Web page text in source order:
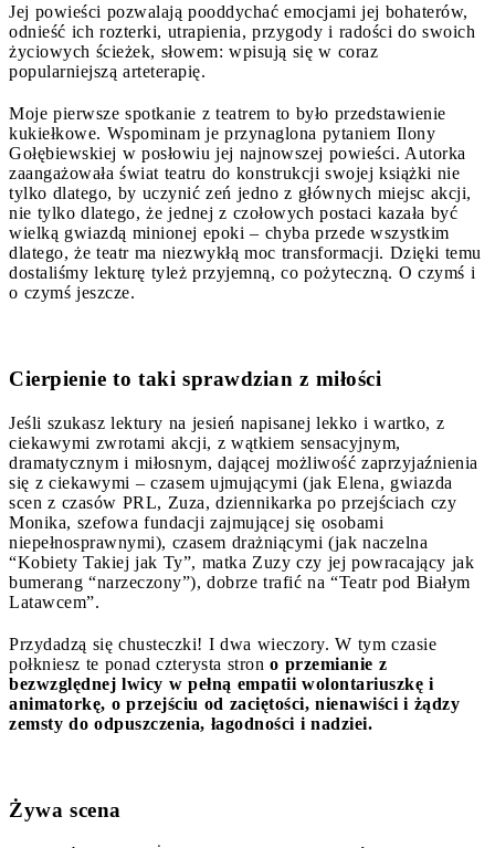
Jej powieści pozwalają pooddychać emocjami jej bohaterów,
odnieść ich rozterki, utrapienia, przygody i radości do swoich
życiowych ścieżek, słowem: wpisują się w coraz
popularniejszą arteterapię.
Moje pierwsze spotkanie z teatrem to było przedstawienie
kukiełkowe. Wspominam je przynaglona pytaniem Ilony
Gołębiewskiej w posłowiu jej najnowszej powieści. Autorka
zaangażowała świat teatru do konstrukcji swojej książki nie
tylko dlatego, by uczynić zeń jedno z głównych miejsc akcji,
nie tylko dlatego, że jednej z czołowych postaci kazała być
wielką gwiazdą minionej epoki – chyba przede wszystkim
dlatego, że teatr ma niezwykłą moc transformacji. Dzięki temu
dostaliśmy lekturę tyleż przyjemną, co pożyteczną. O czymś i
o czymś jeszcze.
Cierpienie to taki sprawdzian z miłości
Jeśli szukasz lektury na jesień napisanej lekko i wartko, z
ciekawymi zwrotami akcji, z wątkiem sensacyjnym,
dramatycznym i miłosnym, dającej możliwość zaprzyjaźnienia
się z ciekawymi – czasem ujmującymi (jak Elena, gwiazda
scen z czasów PRL, Zuza, dziennikarka po przejściach czy
Monika, szefowa fundacji zajmującej się osobami
niepełnosprawnymi), czasem drażniącymi (jak naczelna
“Kobiety Takiej jak Ty”, matka Zuzy czy jej powracający jak
bumerang “narzeczony”), dobrze trafić na “Teatr pod Białym
Latawcem”.
Przydadzą się chusteczki! I dwa wieczory. W tym czasie
połkniesz te ponad czterysta stron o przemianie z
bezwzględnej lwicy w pełną empatii wolontariuszkę i
animatorkę, o przejściu od zaciętości, nienawiści i żądzy
zemsty do odpuszczenia, łagodności i nadziei.
Żywa scena